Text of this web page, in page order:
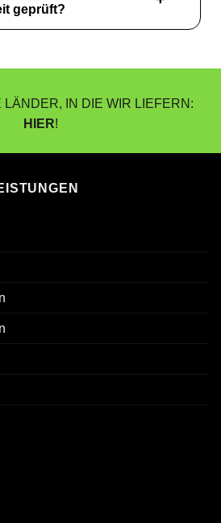
geprüft?
LÄNDER, IN DIE WIR LIEFERN:
HIER!